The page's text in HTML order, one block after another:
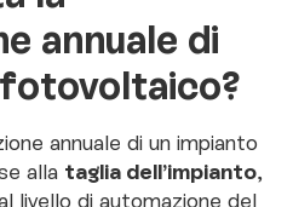
annuale di
annuale di un impianto
alla taglia dell’impianto,
livello di automazione del